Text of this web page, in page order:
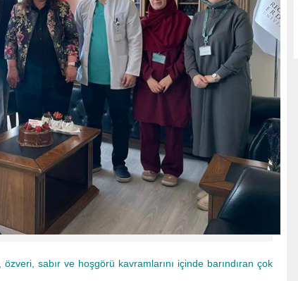
sabır ve hoşgörü kavramlarını içinde barındıran çok